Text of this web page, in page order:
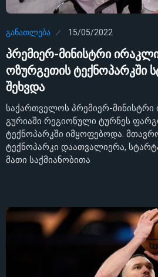
ᲒᲐᲜᲐᲗᲚᲔᲑᲐ 15/05/2022
პრემიერ-მინისტრი
ოზურგეთის ტექნოპარკში
შეხვდა
საქართველოს პრემიერ-
გურიაში რეგიონული ტურნეს
ტექნოპარკში იმყოფებოდა.
ტექნოპარკი დაათვალიერა,
მათი საქმიანობითა